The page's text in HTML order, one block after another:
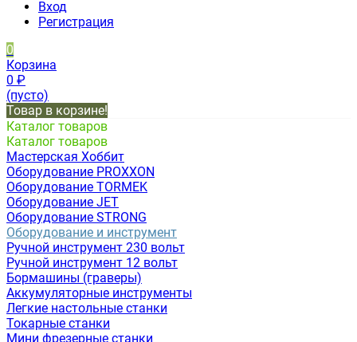
Вход
Регистрация
0
Корзина
0 ₽
(пусто)
Товар в корзине!
Каталог товаров
Каталог товаров
Мастерская Хоббит
Оборудование PROXXON
Оборудование TORMEK
Оборудование JET
Оборудование STRONG
Оборудование и инструмент
Ручной инструмент 230 вольт
Ручной инструмент 12 вольт
Бормашины (граверы)
Аккумуляторные инструменты
Легкие настольные станки
Токарные станки
Мини фрезерные станки